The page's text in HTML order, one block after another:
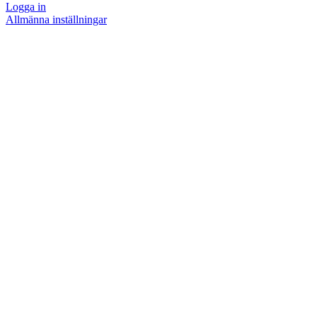
Logga in
Allmänna inställningar